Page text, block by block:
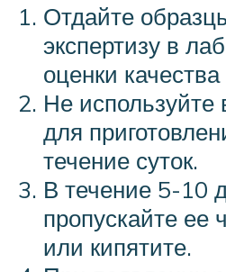
Отдайте
экспертизу в
оценки качества
Не используйте
для
течение суток.
В течение 5-10
пропускайте ее
или кипятите.